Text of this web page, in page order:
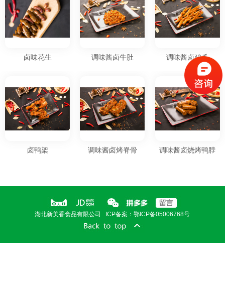
卤味花生 调味酱卤牛肚 调味酱卤鸡爪
卤鸭架 调味酱卤烤脊骨 调味酱卤烧烤鸭脖
湖北新美香食品有限公司 ICP备案：鄂ICP备05006768号